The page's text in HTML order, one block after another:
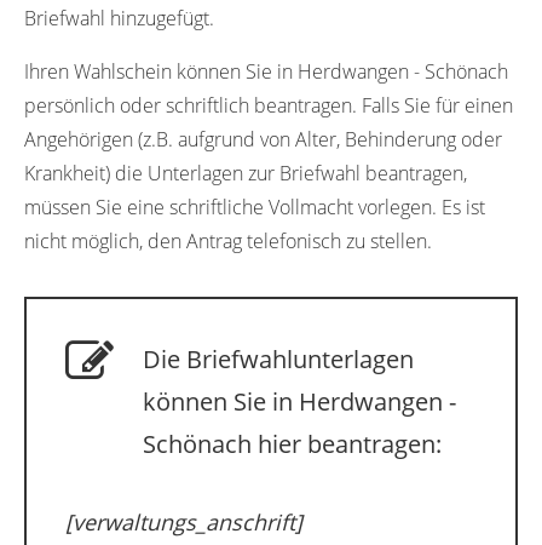
Briefwahl hinzugefügt.
Ihren Wahlschein können Sie in Herdwangen - Schönach
persönlich oder schriftlich beantragen. Falls Sie für einen
Angehörigen (z.B. aufgrund von Alter, Behinderung oder
Krankheit) die Unterlagen zur Briefwahl beantragen,
müssen Sie eine schriftliche Vollmacht vorlegen. Es ist
nicht möglich, den Antrag telefonisch zu stellen.
Die Briefwahlunterlagen
können Sie in Herdwangen -
Schönach hier beantragen:
[verwaltungs_anschrift]